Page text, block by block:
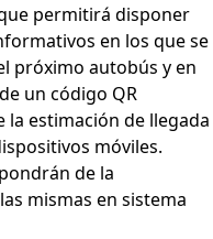
permitirá disponer
en los que se
próximo autobús y en
un código QR
la estimación de llegada
móviles.
de la
mismas en sistema